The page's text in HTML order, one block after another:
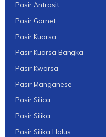
Pasir Antrasit
Pasir Garnet
Pasir Kuarsa
Pasir Kuarsa Bangka
Pasir Kwarsa
Pasir Manganese
Pasir Silica
Pasir Silika
Pasir Silika Halus